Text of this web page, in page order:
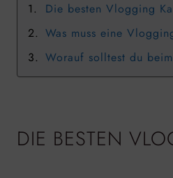
Die besten Vlogging
Was muss eine
Worauf solltest du
DIE BESTEN